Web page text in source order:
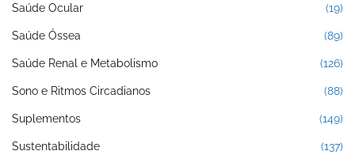
Saúde Ocular (19)
Saúde Óssea (89)
Saúde Renal e Metabolismo (126)
Sono e Ritmos Circadianos (88)
Suplementos (149)
Sustentabilidade (137)